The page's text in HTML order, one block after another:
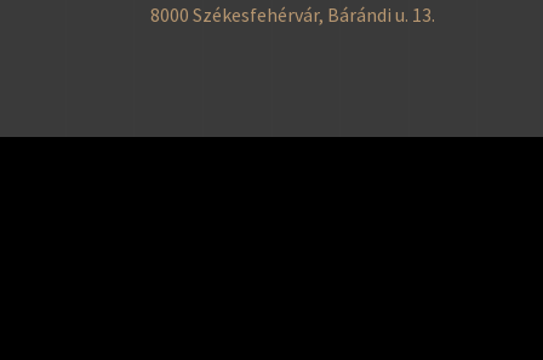
8000 Székesfehérvár, Bárándi u. 13.